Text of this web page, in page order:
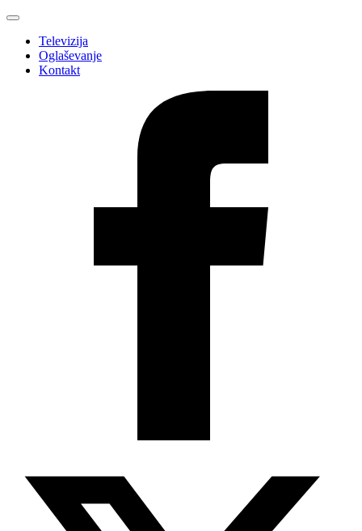
Televizija
Oglaševanje
Kontakt